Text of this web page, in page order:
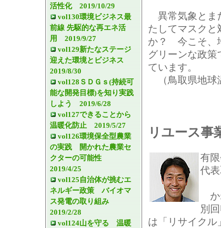
活性化 2019/10/29
vol130環境ビジネス最
前線 先駆的な再エネ活
用 2019/9/27
vol129新たなステージ
迎えた環境とビジネス
2019/8/30
vol128ＳＤＧｓ(持続可
能な開発目標)を知り実践
しよう 2019/6/28
vol127できることから
温暖化防止 2019/5/27
vol126環境保全型農業
の実践 開かれた農業セ
クターの可能性
2019/4/25
vol125自治体が挑むエ
ネルギー政策 バイオマ
ス発電の取り組み
2019/2/28
vol124山を守る 温暖
異常気象とま
たしてマスクと
か？ 今こそ、
グリーンな政
ています。
（鳥取県地球
リユース事
有
代
か
別
は「リサイクル